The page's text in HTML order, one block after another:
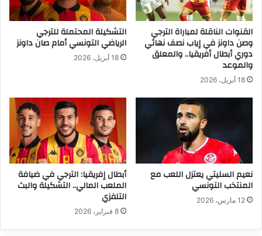
القنوات الناقلة لمباراة الترجي
وصن داونز في إياب نصف نهائي
دوري أبطال أفريقيا.. والمعلق
والموعد
18 أبريل، 2026
التشكيلة المحتملة للترجي
الرياضي التونسي أمام صان داونز
18 أبريل، 2026
نعيم السليتي يعتزل اللعب مع
المنتخب التونسي
12 مارس، 2026
أبطال إفريقيا: الترجي في ضيافة
الملعب المالي.. التشكيلة والبث
التلفزي
8 فبراير، 2026